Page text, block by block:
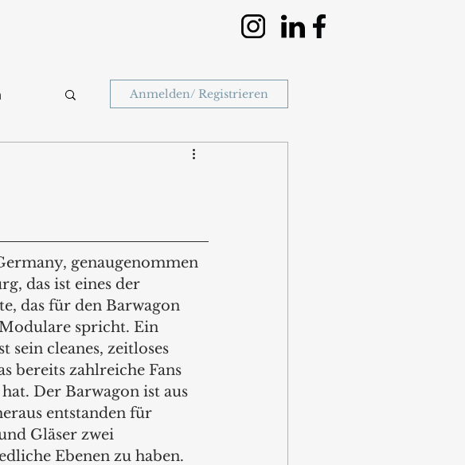
Anmelden/ Registrieren
genaugenommen
das ist eines der
das für den Barwagon
spricht. Ein
sein cleanes, zeitloses
bereits zahlreiche Fans
Der Barwagon ist aus
entstanden für
Gläser zwei
Ebenen zu haben.